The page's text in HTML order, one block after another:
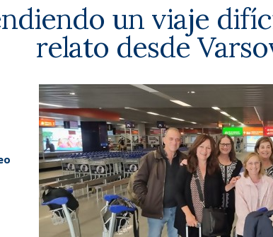
un viaje
relato desde